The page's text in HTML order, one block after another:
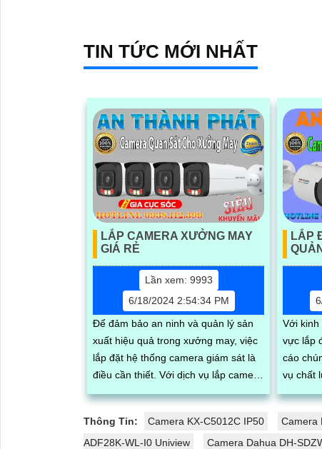
hợp của micro và loa màu sắc sáng
ảnh thiếu sáng cùng hồng ngoại Smart
IR ban đêm mang lại chất lượng ảnh
rõ nét và sắc sảo
TIN TỨC MỚI NHẤT
LẮP CAMERA XƯỞNG MAY
GIÁ RẺ
Lần xem: 9993
6/18/2024 2:54:34 PM
Để đảm bảo an ninh và quản lý sản
xuất hiệu quả trong xưởng may, việc
lắp đặt hệ thống camera giám sát là
điều cần thiết. Với dịch vụ lắp camera
xưởng may giá rẻ của chúng tôi,...
LẮP
Với kinh
vực lắp
cáo
vụ chất
chăng. Đội ngũ kỹ thuật viên
Thông Tin: Camera KX-C5012C IP50 Camera
ADF28K-WL-I0 Uniview
Camera Dahua DH-